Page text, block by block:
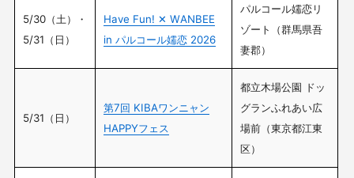
5/30（土）・
5/31（日）
Have Fun! ✕ WANBEE
in パルコール嬬恋 2026
パルコール嬬恋リ
ゾート（群馬県吾
妻郡）
5/31（日）
第7回 KIBAワンニャン
HAPPYフェス
都立木場公園 ドッ
グランふれあい広
場前（東京都江東
区）